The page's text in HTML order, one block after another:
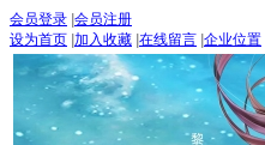
会员登录 会员注册
设为首页 加入收藏 在线留言 企业位置